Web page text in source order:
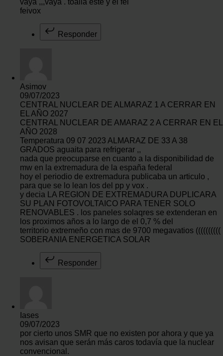
feivox
Responder
Asimov
09/07/2023
CENTRAL NUCLEAR DE ALMARAZ 1 A CERRAR EN
EL AÑO 2027
CENTRAL NUCLEAR DE AMARAZ 2 A CERRAR EN EL
AÑO 2028
Temperatura 09 07 2023 ALMARAZ DE 33 A 38
GRADOS aguaita para refrigerar ,,
nada que preocuparse en cuanto a la disponibilidad de
mw en la extremadura de la españa federal
hoy el periodio de extremadura publicaba un articulo ,
para que se lo lean los del pp y vox .
y decia LA REGION DE EXTREMADURA DUPLICARA
SU PLAN FOTOVOLTAICO PARA TENER SOLO
RENOVABLES . los paneles solaqres se extenderan en
los proximos años a lo largo de el 0,7 % del
territorio extremeño con mas de 9700 megavatios ((((((((((
SOBERANIA ENERGETICA SOLAR
Responder
Iases
09/07/2023
por cierto unos SMR que no existen por ahora y que ya
nos avisan que serán más caros todavía que la nuclear
convencional.